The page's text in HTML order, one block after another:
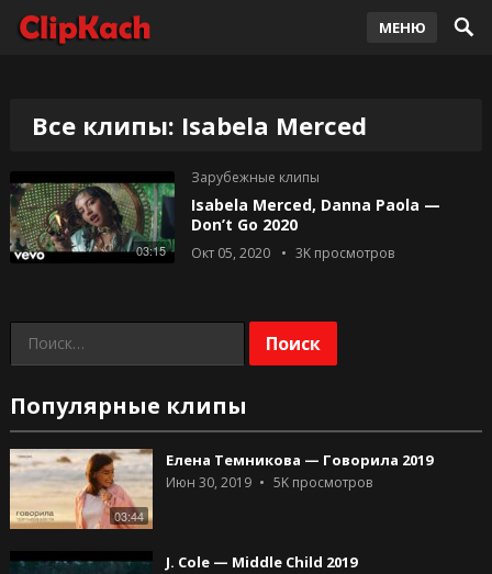
МЕНЮ
Все клипы: Isabela Merced
03:15
Зарубежные клипы
Isabela Merced, Danna Paola —
Don’t Go 2020
Окт 05, 2020 3Kпросмотров
Найти:
Популярные клипы
03:44
Елена Темникова — Говорила 2019
Июн 30, 2019 5Kпросмотров
J. Cole — Middle Child 2019